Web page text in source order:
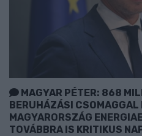
MAGYAR PÉTER: 868
BERUHÁZÁSI CSOMAGGAL
MAGYARORSZÁG
TOVÁBBRA IS KRITIKUS